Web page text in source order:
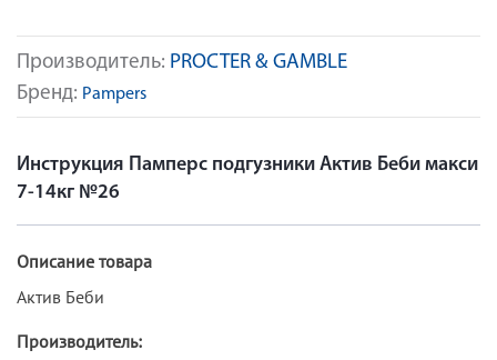
Производитель: PROCTER & GAMBLE
Бренд: Pampers
Инструкция Памперс подгузники Актив Беби макси
7-14кг №26
Описание товара
Актив Беби
Производитель: